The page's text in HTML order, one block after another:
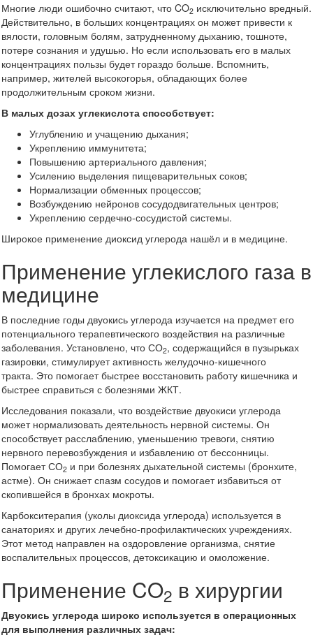
Многие люди ошибочно считают, что CO2 исключительно вредный.
Действительно, в больших концентрациях он может привести к
вялости, головным болям, затрудненному дыханию, тошноте,
потере сознания и удушью. Но если использовать его в малых
концентрациях пользы будет гораздо больше. Вспомнить,
например, жителей высокогорья, обладающих более
продолжительным сроком жизни.
В малых дозах углекислота способствует:
Углублению и учащению дыхания;
Укреплению иммунитета;
Повышению артериального давления;
Усилению выделения пищеварительных соков;
Нормализации обменных процессов;
Возбуждению нейронов сосудодвигательных центров;
Укреплению сердечно-сосудистой системы.
Широкое применение диоксид углерода нашёл и в медицине.
Применение углекислого газа в
медицине
В последние годы двуокись углерода изучается на предмет его
потенциального терапевтического воздействия на различные
заболевания. Установлено, что СО2, содержащийся в пузырьках
газировки, стимулирует активность желудочно-кишечного
тракта. Это помогает быстрее восстановить работу кишечника и
быстрее справиться с болезнями ЖКТ.
Исследования показали, что воздействие двуокиси углерода
может нормализовать деятельность нервной системы. Он
способствует расслаблению, уменьшению тревоги, снятию
нервного перевозбуждения и избавлению от бессонницы.
Помогает СО2 и при болезнях дыхательной системы (бронхите,
астме). Он снижает спазм сосудов и помогает избавиться от
скопившейся в бронхах мокроты.
Карбокситерапия (уколы диоксида углерода) используется в
санаториях и других лечебно-профилактических учреждениях.
Этот метод направлен на оздоровление организма, снятие
воспалительных процессов, детоксикацию и омоложение.
Применение CO2 в хирургии
Двуокись углерода широко используется в операционных
для выполнения различных задач: